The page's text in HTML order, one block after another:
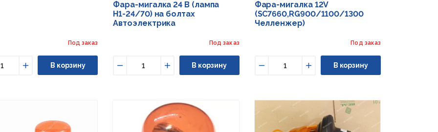
Под заказ
Увеличить
В корзину
Фара-мигалка 24 В (лампа
Н1-24/70) на болтах
Автоэлектрика
Под заказ
Увеличить
В корзину
Фара-мигалка 12V
(SC7660,RG900/1100/1300
Челленжер)
Под заказ
Увеличить
В корзину